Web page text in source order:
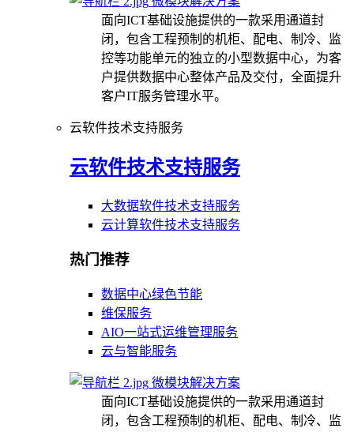
面向ICT基础设施提供的一款采用通道封
闭，包含工程预制的机柜、配电、制冷、监
控等功能单元的独立的小型数据中心，为客
户提供数据中心整体产品及交付，全面提升
客户IT服务管理水平。
云软件技术支持服务
云软件技术支持服务
大数据软件技术支持服务
云计算软件技术支持服务
热门推荐
数据中心绿色节能
维保服务
AIO一站式运维管理服务
云与智能服务
微模块解决方案
面向ICT基础设施提供的一款采用通道封
闭，包含工程预制的机柜、配电、制冷、监